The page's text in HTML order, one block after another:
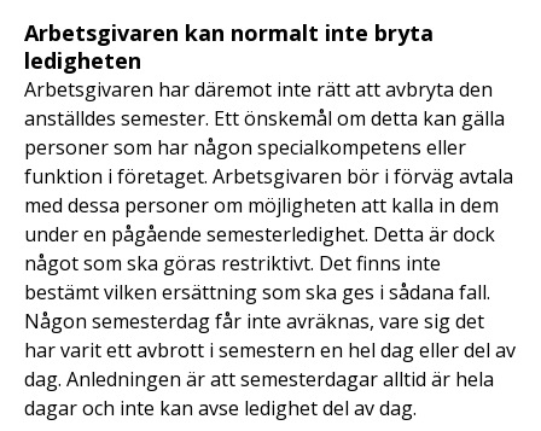
Arbetsgivaren kan normalt inte bryta
ledigheten
Arbetsgivaren har däremot inte rätt att avbryta den
anställdes semester. Ett önskemål om detta kan gälla
personer som har någon specialkompetens eller
funktion i företaget. Arbetsgivaren bör i förväg avtala
med dessa personer om möjligheten att kalla in dem
under en pågående semesterledighet. Detta är dock
något som ska göras restriktivt. Det finns inte
bestämt vilken ersättning som ska ges i sådana fall.
Någon semesterdag får inte avräknas, vare sig det
har varit ett avbrott i semestern en hel dag eller del av
dag. Anledningen är att semesterdagar alltid är hela
dagar och inte kan avse ledighet del av dag.